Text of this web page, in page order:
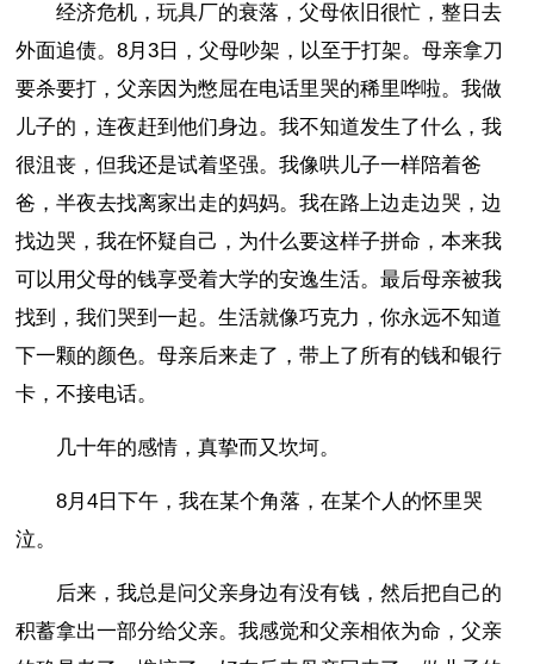
经济危机，玩具厂的衰落，父母依旧很忙，整日去
外面追债。8月3日，父母吵架，以至于打架。母亲拿刀
要杀要打，父亲因为憋屈在电话里哭的稀里哗啦。我做
儿子的，连夜赶到他们身边。我不知道发生了什么，我
很沮丧，但我还是试着坚强。我像哄儿子一样陪着爸
爸，半夜去找离家出走的妈妈。我在路上边走边哭，边
找边哭，我在怀疑自己，为什么要这样子拼命，本来我
可以用父母的钱享受着大学的安逸生活。最后母亲被我
找到，我们哭到一起。生活就像巧克力，你永远不知道
下一颗的颜色。母亲后来走了，带上了所有的钱和银行
卡，不接电话。
几十年的感情，真挚而又坎坷。
8月4日下午，我在某个角落，在某个人的怀里哭
泣。
后来，我总是问父亲身边有没有钱，然后把自己的
积蓄拿出一部分给父亲。我感觉和父亲相依为命，父亲